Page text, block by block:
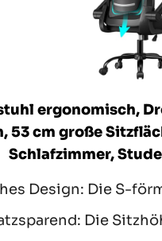
ergonomisch,
53 cm große
Schlafzimmer,
Design: Die S-
Die